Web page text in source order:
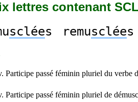
lettres contenant
sclées remusclées
Participe passé féminin pluriel du verbe
Participe passé féminin pluriel de